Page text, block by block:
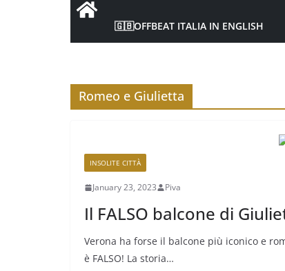
🇬🇧OFFBEAT ITALIA IN ENGLISH
Romeo e Giulietta
INSOLITE CITTÀ
January 23, 2023 Piva
Il FALSO balcone di
Verona ha forse il balcone più iconico e
è FALSO! La storia…